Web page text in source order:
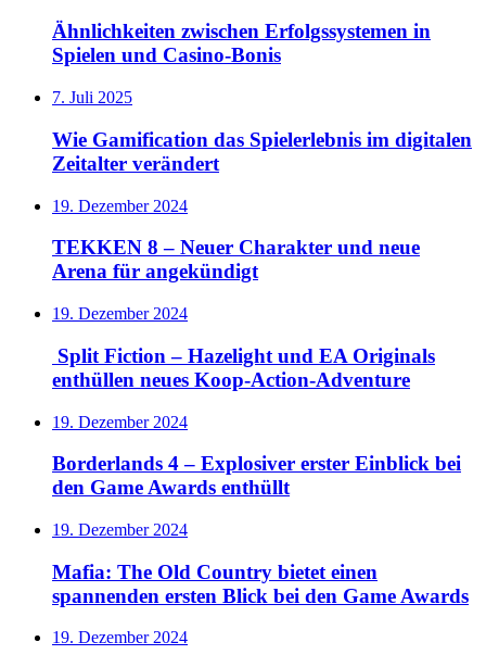
Ähnlichkeiten zwischen Erfolgssystemen in
Spielen und Casino‑Bonis
7. Juli 2025
Wie Gamification das Spielerlebnis im digitalen
Zeitalter verändert
19. Dezember 2024
TEKKEN 8 – Neuer Charakter und neue
Arena für angekündigt
19. Dezember 2024
Split Fiction – Hazelight und EA Originals
enthüllen neues Koop-Action-Adventure
19. Dezember 2024
Borderlands 4 – Explosiver erster Einblick bei
den Game Awards enthüllt
19. Dezember 2024
Mafia: The Old Country bietet einen
spannenden ersten Blick bei den Game Awards
19. Dezember 2024